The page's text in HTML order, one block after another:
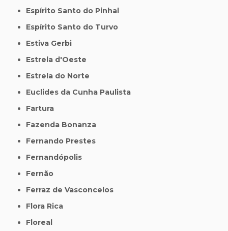
Espírito Santo do Pinhal
Espírito Santo do Turvo
Estiva Gerbi
Estrela d'Oeste
Estrela do Norte
Euclides da Cunha Paulista
Fartura
Fazenda Bonanza
Fernando Prestes
Fernandópolis
Fernão
Ferraz de Vasconcelos
Flora Rica
Floreal